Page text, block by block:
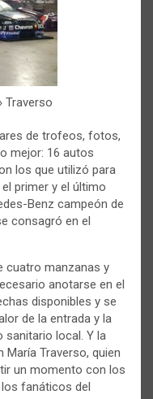
Traverso
de trofeos, fotos,
mejor: 16 autos
los que utilizó para
primer y el último
Benz campeón de
consagró en el
cuatro manzanas y
anotarse en el
disponibles y se
de la entrada y la
sanitario local. Y la
Traverso, quien
un momento con los
fanáticos del